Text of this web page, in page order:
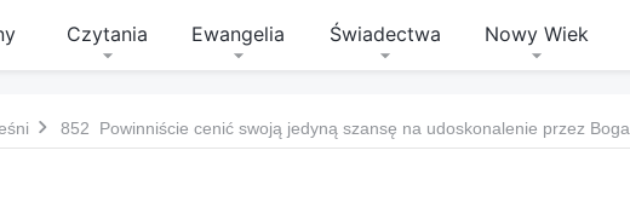
Czytania Ewangelia Świadectwa Nowy Wiek
852 Powinniście cenić swoją jedyną szansę na udoskonalenie przez Boga